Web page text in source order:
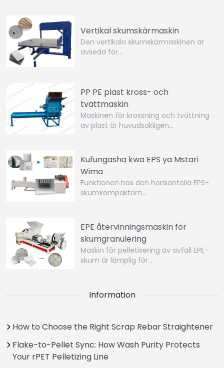
Vertikal skumskärmaskin
Den vertikala skumskärmaskinen är
avsedd för…
PP PE plast kross- och
tvättmaskin
Maskinen för krossning och tvättning
av plast är huvudsakligen…
Kufungasha kwa EPS ya Mstari
Wima
Funktionen hos den horisontella EPS-
skumkompaktorn…
EPE återvinningsmaskin för
skumgranulering
Maskin för pelletisering av avfall EPE-
skum är lämplig för…
Information
How to Choose the Right Scrap Rebar Straightener
Flake-to-Pellet Sync: How Wash Purity Protects
Your rPET Pelletizing Line